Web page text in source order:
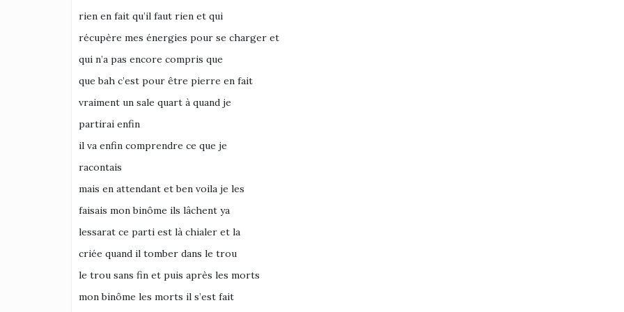
rien en fait qu’il faut rien et qui
récupère mes énergies pour se charger et
qui n’a pas encore compris que
que bah c’est pour être pierre en fait
vraiment un sale quart à quand je
partirai enfin
il va enfin comprendre ce que je
racontais
mais en attendant et ben voila je les
faisais mon binôme ils lâchent ya
lessarat ce parti est là chialer et la
criée quand il tomber dans le trou
le trou sans fin et puis après les morts
mon binôme les morts il s’est fait